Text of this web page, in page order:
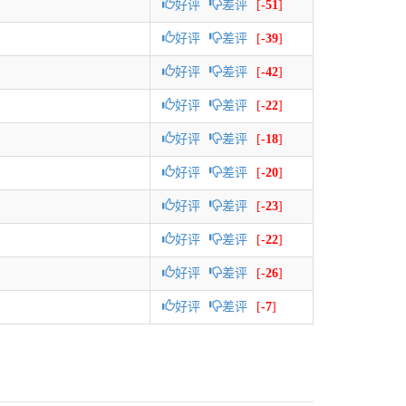
好评 差评 [-51]
好评 差评 [-39]
好评 差评 [-42]
好评 差评 [-22]
好评 差评 [-18]
好评 差评 [-20]
好评 差评 [-23]
好评 差评 [-22]
好评 差评 [-26]
好评 差评 [-7]